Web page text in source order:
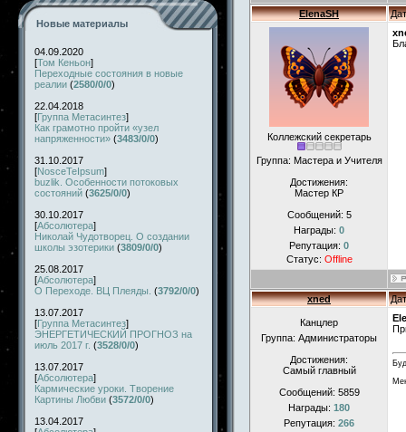
Новые материалы
04.09.2020
[Том Кеньон]
Переходные состояния в новые
реалии (2580/0/0)
22.04.2018
[Группа Метасинтез]
Как грамотно пройти «узел
напряженности» (3483/0/0)
31.10.2017
[NosceTeIpsum]
buzlik. Особенности потоковых
состояний (3625/0/0)
30.10.2017
[Абсолютера]
Николай Чудотворец. О создании
школы эзотерики (3809/0/0)
25.08.2017
[Абсолютера]
О Переходе. ВЦ Плеяды. (3792/0/0)
13.07.2017
[Группа Метасинтез]
ЭНЕРГЕТИЧЕСКИЙ ПРОГНОЗ на
июль 2017 г. (3528/0/0)
13.07.2017
[Абсолютера]
Кармические уроки. Творение
Картины Любви (3572/0/0)
13.04.2017
ElenaSH
Коллежский секретарь
Группа: Мастера и Учителя
Достижения:
Мастер КР
Сообщений: 5
Награды: 0
Репутация: 0
Статус: Offline
xned
Канцлер
Группа: Администраторы
Достижения:
Самый главный
Сообщений: 5859
Награды: 180
Репутация: 266